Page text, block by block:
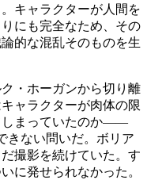
キャラクターが人間を
にも完全なため、その
的な混乱そのものを生
・ホーガンから切り離
ャラクターが肉体の限
しまっていたのか——
きない問いだ。ボリア
撮影を続けていた。す
に発せられなかった。